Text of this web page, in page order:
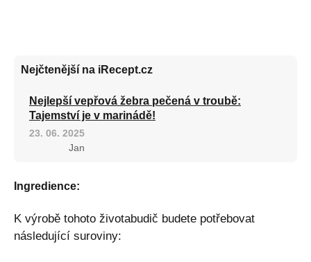
Nejčtenější na iRecept.cz
Nejlepší vepřová žebra pečená v troubě:
Tajemství je v marinádě!
23. 06. 2025
Jan
Ingredience:
K výrobě tohoto životabudič budete potřebovat
následující suroviny: